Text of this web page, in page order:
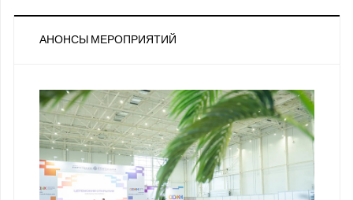
АНОНСЫ МЕРОПРИЯТИЙ